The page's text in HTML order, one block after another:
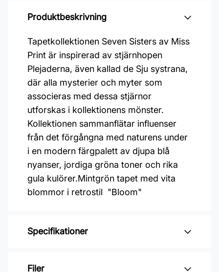
Produktbeskrivning
Tapetkollektionen Seven Sisters av Miss
Print är inspirerad av stjärnhopen
Plejaderna, även kallad de Sju systrana,
där alla mysterier och myter som
associeras med dessa stjärnor
utforskas i kollektionens mönster.
Kollektionen sammanflätar influenser
från det förgångna med naturens under
i en modern färgpalett av djupa blå
nyanser, jordiga gröna toner och rika
gula kulörer.Mintgrön tapet med vita
blommor i retrostil "Bloom"
Specifikationer
Varumärke: Midbec Tapeter
Filer